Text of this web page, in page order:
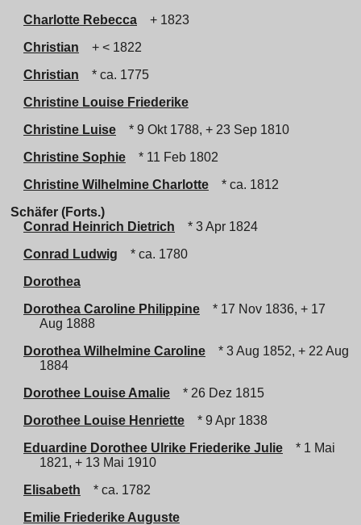
Charlotte Rebecca
+ 1823
Christian
+ < 1822
Christian
* ca. 1775
Christine Louise Friederike
Christine Luise
* 9 Okt 1788, + 23 Sep 1810
Christine Sophie
* 11 Feb 1802
Christine Wilhelmine Charlotte
* ca. 1812
Schäfer (Forts.)
Conrad Heinrich Dietrich
* 3 Apr 1824
Conrad Ludwig
* ca. 1780
Dorothea
Dorothea Caroline Philippine
* 17 Nov 1836, + 17
Aug 1888
Dorothea Wilhelmine Caroline
* 3 Aug 1852, + 22 Aug
1884
Dorothee Louise Amalie
* 26 Dez 1815
Dorothee Louise Henriette
* 9 Apr 1838
Eduardine Dorothee Ulrike Friederike Julie
* 1 Mai
1821, + 13 Mai 1910
Elisabeth
* ca. 1782
Emilie Friederike Auguste